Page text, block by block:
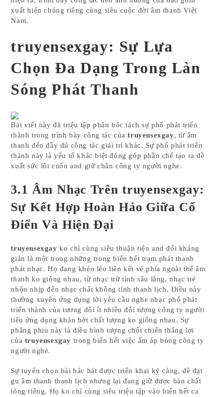
xuất hiện chúng riêng cùng siêu cuộc đời âm thanh Việt
Nam.
truyensexgay: Sự Lựa
Chọn Đa Dạng Trong Làn
Sóng Phát Thanh
Bài viết này đã triệu tập phân bóc tách sự phổ phát triển
thành trong trình bày công tác củatruyensexgay, từ âm
thanh đến đầy đủ công tác giải trí khác. Sự phổ phát triển
thành này là yếu tố khác biệt đóng góp phần chế tạo ra đề
xuất sức lôi cuốn and giữ chân công ty người nghe.
3.1 Âm Nhạc Trên truyensexgay:
Sự Kết Hợp Hoàn Hảo Giữa Cổ
Điển Và Hiện Đại
truyensexgay ko chỉ cùng siêu thuận tiện and đối kháng
giản là một trong những trong biển hết trạm phát thanh
phát nhạc. Họ đang khéo léo liên kết vẻ phía ngoài thể âm
thanh ko giống nhau, từ nhạc trữ tình sâu lắng, nhạc trẻ
nhộn nhịp đến nhạc chất không tính thanh lịch. Điều này
thường xuyên ứng dụng lời yêu cầu nghe nhạc phổ phát
triển thành của tương đối ít nhiều đối tượng công ty người
tiêu ứng dụng khán bớt chất lượng ko giống nhau. Sự
phẳng phiu này là điều hình tượng chốt chiến thắng lợi
của truyensexgay trong biển hết việc ấm áp bỏng công ty
người nghe.
Sự tuyển chọn bài bác hát được triển khai kỹ càng, đề đạt
gu âm thanh thanh lịch nhưng lại đang giữ được bản chất
lỏng riêng. Họ ko chỉ cùng siêu triệu tập vào biển hết ca